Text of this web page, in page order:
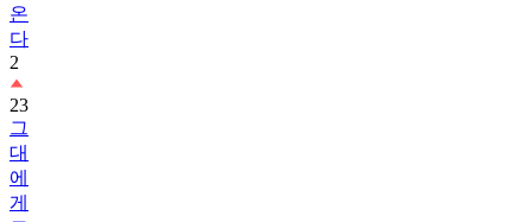
온
다
2
23
그
대
에
게